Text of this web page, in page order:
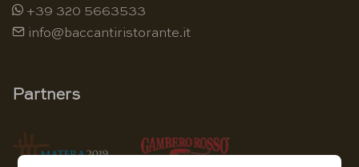
+39 320 5663533
info@baccantiristorante.it
Partners